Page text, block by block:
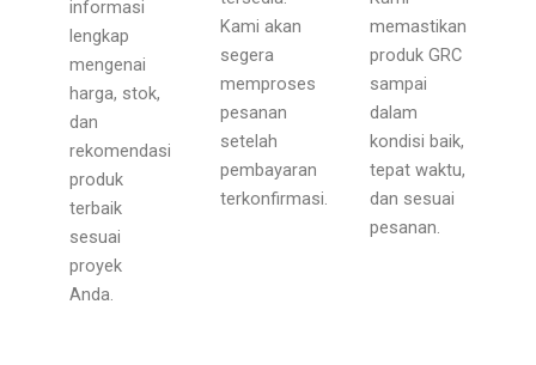
informasi
lengkap
mengenai
harga, stok,
dan
rekomendasi
produk
terbaik
sesuai
proyek
Anda.
Kami akan
segera
memproses
pesanan
setelah
pembayaran
terkonfirmasi.
memastikan
produk GRC
sampai
dalam
kondisi baik,
tepat waktu,
dan sesuai
pesanan.